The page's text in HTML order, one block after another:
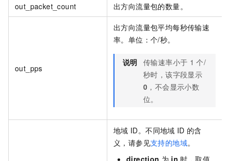
out_packet_count 出方向流量包的数量。
out_pps
出方向流量包平均每秒传输速
率。单位：个/秒。
说明 传输速率小于 1 个/
秒时，该字段显示
0 ，不会显示小数
位。
地域 ID。不同地域 ID 的含
义，请参见支持的地域。
direction 为 in 时，取值